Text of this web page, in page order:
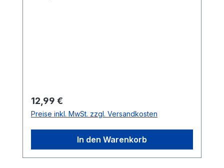
Regulärer Preis:
12,99 €
Preise inkl. MwSt. zzgl. Versandkosten
In den Warenkorb